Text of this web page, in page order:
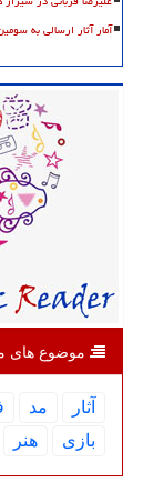
آمار آثار ارسالی به
موضوع های
آثار مد
بازی
هنر